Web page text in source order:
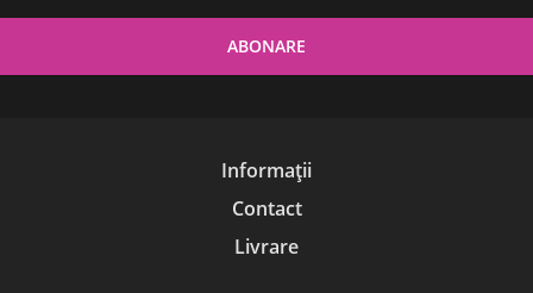
Informații
Contact
Livrare